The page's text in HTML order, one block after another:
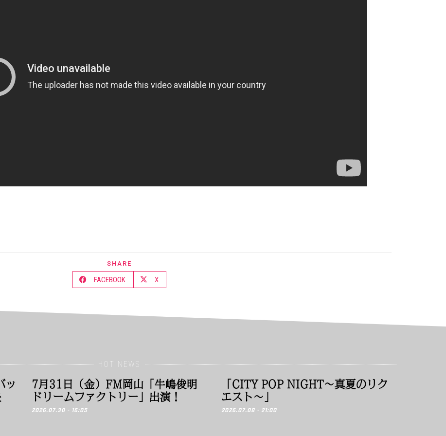
SHARE
FACEBOOK X
HOT NEWS
ッ
7月31日（金）FM岡山「牛嶋俊明
ドリームファクトリー」出演！
2026.07.30 - 16:05
「CITY POP NIGHT〜真夏のリク
エスト〜」
2026.07.08 - 21:00